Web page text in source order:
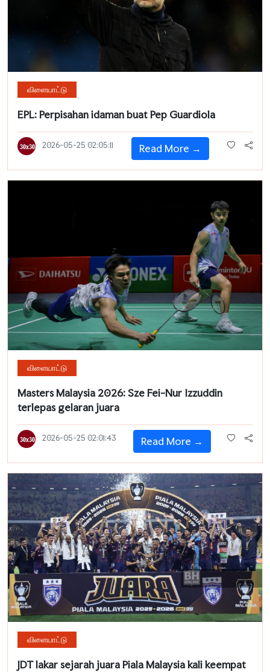
விளையாட்டு
EPL: Perpisahan idaman buat Pep Guardiola
2026-05-25 02:05:11 Read More →
விளையாட்டு
Masters Malaysia 2026: Sze Fei-Nur Izzuddin
terlepas gelaran juara
2026-05-25 02:01:43 Read More →
விளையாட்டு
JDT lakar sejarah juara Piala Malaysia kali keempat